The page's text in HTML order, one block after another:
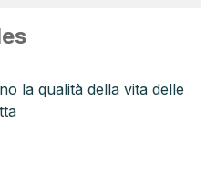
Piñero A, Baena García L,
MC, Sánchez López
PROGRAMAS DE
EL SOBREPESO Y LA